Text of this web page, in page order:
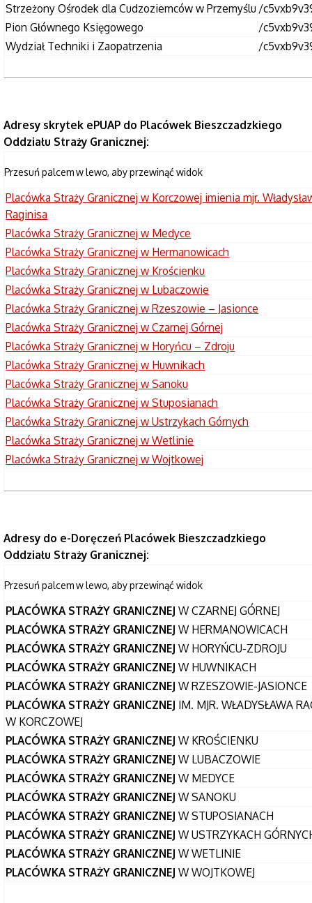
Strzeżony Ośrodek dla Cudzoziemców w Przemyślu /
Pion Głównego Księgowego
/
Wydział Techniki i Zaopatrzenia
/
Adresy skrytek ePUAP do Placówek Bieszczadzkiego
Oddziału Straży Granicznej:
Placówka Straży Granicznej w Korczowej imienia mjr.
Raginisa
Placówka Straży Granicznej w Medyce
Placówka Straży Granicznej w Hermanowicach
Placówka Straży Granicznej w Krościenku
Placówka Straży Granicznej w Lubaczowie
Placówka Straży Granicznej w Rzeszowie – Jasionce
Placówka Straży Granicznej w Czarnej Górnej
Placówka Straży Granicznej w Horyńcu – Zdroju
Placówka Straży Granicznej w Huwnikach
Placówka Straży Granicznej w Sanoku
Placówka Straży Granicznej w Stuposianach
Placówka Straży Granicznej w Ustrzykach Górnych
Placówka Straży Granicznej w Wetlinie
Placówka Straży Granicznej w Wojtkowej
Adresy do e-Doręczeń Placówek Bieszczadzkiego
Oddziału Straży Granicznej:
PLACÓWKA STRAŻY GRANICZNEJ W CZARNEJ GÓRNEJ
PLACÓWKA STRAŻY GRANICZNEJ W HERMANOWICACH
PLACÓWKA STRAŻY GRANICZNEJ W HORYŃCU-ZDROJU
PLACÓWKA STRAŻY GRANICZNEJ W HUWNIKACH
PLACÓWKA STRAŻY GRANICZNEJ W RZESZOWIE-JASIONCE
PLACÓWKA STRAŻY GRANICZNEJ IM. MJR. WŁADYSŁAWA
W KORCZOWEJ
PLACÓWKA STRAŻY GRANICZNEJ W KROŚCIENKU
PLACÓWKA STRAŻY GRANICZNEJ W LUBACZOWIE
PLACÓWKA STRAŻY GRANICZNEJ W MEDYCE
PLACÓWKA STRAŻY GRANICZNEJ W SANOKU
PLACÓWKA STRAŻY GRANICZNEJ W STUPOSIANACH
PLACÓWKA STRAŻY GRANICZNEJ W USTRZYKACH
PLACÓWKA STRAŻY GRANICZNEJ W WETLINIE
PLACÓWKA STRAŻY GRANICZNEJ W WOJTKOWEJ